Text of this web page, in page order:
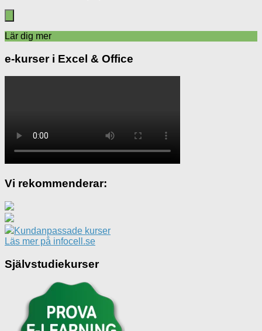
Lär dig mer
e-kurser i Excel & Office
Vi rekommenderar:
Kundanpassade kurser
Läs mer på infocell.se
Självstudiekurser